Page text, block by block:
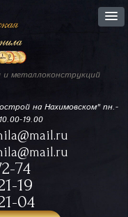
и металлоконструкций
на Нахимовском"пн.-
19.00
74
19
04